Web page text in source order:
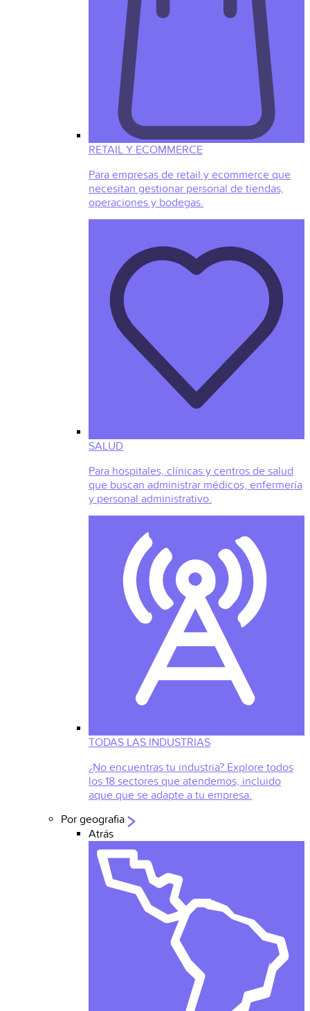
RETAIL Y ECOMMERCE
Para empresas de retail y ecommerce que
necesitan gestionar personal de tiendas,
operaciones y bodegas.
SALUD
Para hospitales, clínicas y centros de salud
que buscan administrar médicos, enfermería
y personal administrativo.
TODAS LAS INDUSTRIAS
¿No encuentras tu industria? Explore todos
los 18 sectores que atendemos, incluido
aque que se adapte a tu empresa.
Por geografia
Atrás